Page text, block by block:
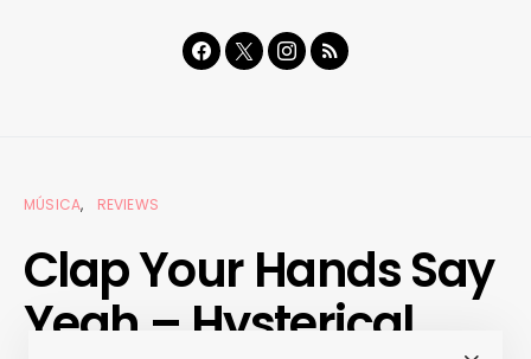
MÚSICA REVIEWS
Clap Your Hands Say
Yeah – Hysterical